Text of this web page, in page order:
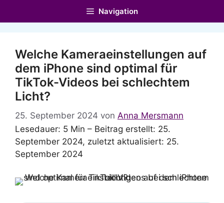
Navigation
Welche Kameraeinstellungen auf
dem iPhone sind optimal für
TikTok-Videos bei schlechtem
Licht?
25. September 2024 von Anna Mersmann
Lesedauer: 5 Min – Beitrag erstellt: 25.
September 2024, zuletzt aktualisiert: 25.
September 2024